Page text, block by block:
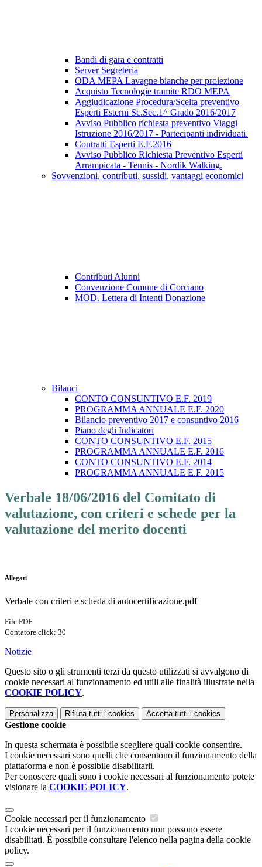
Bandi di gara e contratti
Server Segreteria
ODA MEPA Lavagne bianche per proiezione
Acquisto Tecnologie tramite RDO MEPA
Aggiudicazione Procedura/Scelta preventivo
Esperti Esterni Sc.Sec.1^ Grado 2016/2017
Avviso Pubblico richiesta preventivo Viaggi
Istruzione 2016/2017 - Partecipanti individuati.
Contratti Esperti E.F.2016
Avviso Pubblico Richiesta Preventivo Esperti
Arrampicata - Tennis - Nordik Walking.
Sovvenzioni, contributi, sussidi, vantaggi economici
Contributi Alunni
Convenzione Comune di Corciano
MOD. Lettera di Intenti Donazione
Bilanci
CONTO CONSUNTIVO E.F. 2019
PROGRAMMA ANNUALE E.F. 2020
Bilancio preventivo 2017 e consuntivo 2016
Piano degli Indicatori
CONTO CONSUNTIVO E.F. 2015
PROGRAMMA ANNUALE E.F. 2016
CONTO CONSUNTIVO E.F. 2014
PROGRAMMA ANNUALE E.F. 2015
Verbale 18/06/2016 del Comitato di
valutazione, con criteri e schede per la
valutazione del merito docenti
Allegati
Verbale con criteri e scheda di autocertificazione.pdf
File PDF
Contatore click: 30
Notizie
Questo sito o gli strumenti terzi da questo utilizzati si avvalgono di
cookie necessari al funzionamento ed utili alle finalità illustrate nella
COOKIE POLICY.
Personalizza Rifiuta tutti i cookies Accetta tutti i cookies
Gestione cookie
In questa schermata è possibile scegliere quali cookie consentire.
I cookie necessari sono quelli che consentono il funzionamento della
piattaforma e non è possibile disabilitarli.
Per conoscere quali sono i cookie necessari al funzionamento potete
visionare la COOKIE POLICY.
Cookie necessari per il funzionamento
I cookie necessari per il funzionamento non possono essere
disabilitati. È possibile consultare l'elenco nella pagina della cookie
policy.